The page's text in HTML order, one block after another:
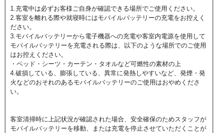
1.充電中は必ずお客様ご自身が確認できる場所でご使用ください。
2.客室を離れる際や就寝時にはモバイルバッテリーの充電をお控えく
ださい。
3.モバイルバッテリーから電子機器への充電や客室内電源を使用して
モバイルバッテリーを充電される際は、以下のような場所でのご使用
はお控えください。
・ベッド・シーツ・カーテン・タオルなど可燃性の素材の上
4.破損している、膨張している、異常に発熱しやすいなど、発煙・発
火などのおそれのあるモバイルバッテリーのご使用はおやめくださ
い。
客室清掃時に上記状況が確認された場合、安全確保のためスタッフが
モバイルバッテリーを移動、または充電を停止させていただくことが